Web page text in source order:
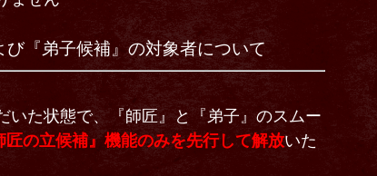
『弟子候補』の対象者について
いた状態で、『師匠』と『弟子』のスムー
匠の立候補』機能のみを先行して解放いた